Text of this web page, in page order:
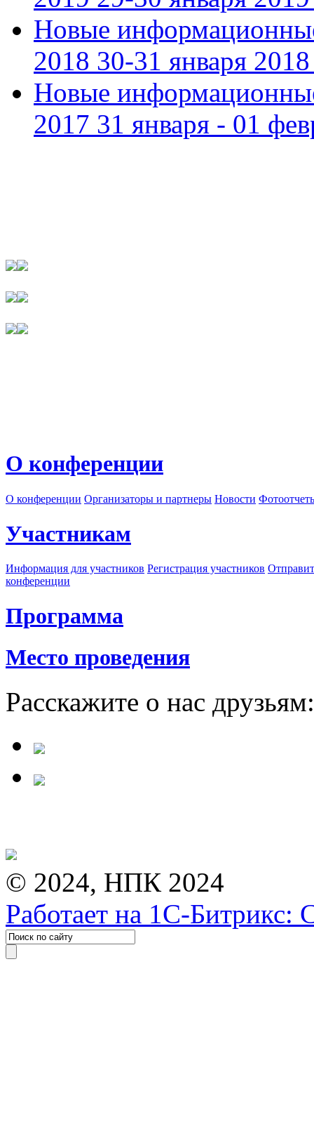
Новые
2018 30-31 января 2018
Новые
2017 31 января - 01
О конференции
О конференции Организаторы и партнеры Новости
Участникам
Информация для участников Регистрация участников
конференции
Программа
Место проведения
Расскажите о нас друзьям:
© 2024, НПК 2024
Работает на 1С-Битрикс: